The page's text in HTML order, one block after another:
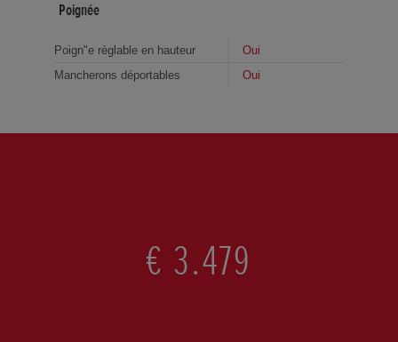
Poignée
Poign"e règlable en hauteur
Oui
Mancherons déportables
Oui
€ 3.479